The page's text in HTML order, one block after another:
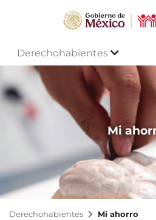
Derechohabientes
Mi
Derechohabientes Mi ahorro